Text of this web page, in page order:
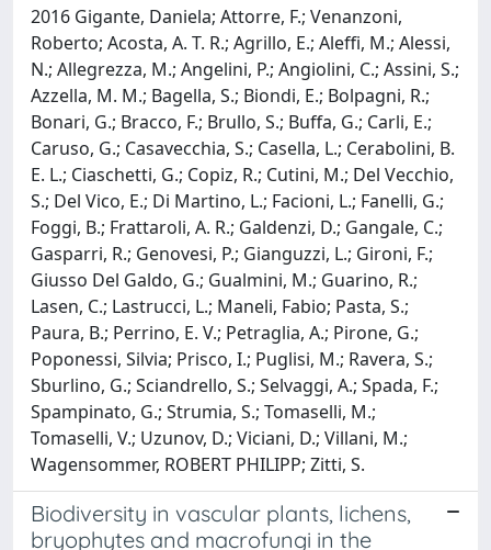
2016 Gigante, Daniela; Attorre, F.; Venanzoni,
Roberto; Acosta, A. T. R.; Agrillo, E.; Aleffi, M.; Alessi,
N.; Allegrezza, M.; Angelini, P.; Angiolini, C.; Assini, S.;
Azzella, M. M.; Bagella, S.; Biondi, E.; Bolpagni, R.;
Bonari, G.; Bracco, F.; Brullo, S.; Buffa, G.; Carli, E.;
Caruso, G.; Casavecchia, S.; Casella, L.; Cerabolini, B.
E. L.; Ciaschetti, G.; Copiz, R.; Cutini, M.; Del Vecchio,
S.; Del Vico, E.; Di Martino, L.; Facioni, L.; Fanelli, G.;
Foggi, B.; Frattaroli, A. R.; Galdenzi, D.; Gangale, C.;
Gasparri, R.; Genovesi, P.; Gianguzzi, L.; Gironi, F.;
Giusso Del Galdo, G.; Gualmini, M.; Guarino, R.;
Lasen, C.; Lastrucci, L.; Maneli, Fabio; Pasta, S.;
Paura, B.; Perrino, E. V.; Petraglia, A.; Pirone, G.;
Poponessi, Silvia; Prisco, I.; Puglisi, M.; Ravera, S.;
Sburlino, G.; Sciandrello, S.; Selvaggi, A.; Spada, F.;
Spampinato, G.; Strumia, S.; Tomaselli, M.;
Tomaselli, V.; Uzunov, D.; Viciani, D.; Villani, M.;
Wagensommer, ROBERT PHILIPP; Zitti, S.
Biodiversity in vascular plants, lichens,
bryophytes and macrofungi in the